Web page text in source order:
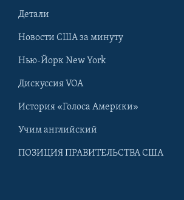
Детали
Новости США за минуту
Нью-Йорк New York
Дискуссия VOA
История «Голоса Америки»
Учим английский
ПОЗИЦИЯ ПРАВИТЕЛЬСТВА США